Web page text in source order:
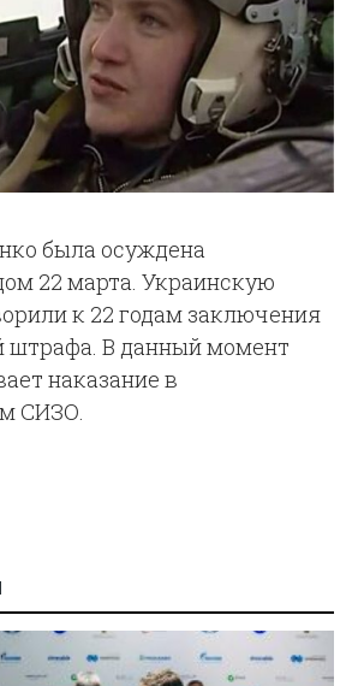
была осуждена
22 марта. Украинскую
к 22 годам заключения
штрафа. В данный момент
наказание в
СИЗО.